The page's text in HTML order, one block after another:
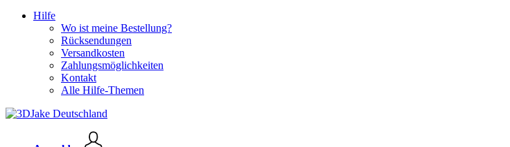
Hilfe
Wo ist meine Bestellung?
Rücksendungen
Versandkosten
Zahlungsmöglichkeiten
Kontakt
Alle Hilfe-Themen